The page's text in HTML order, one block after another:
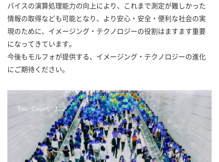
バイスの演算処理能力の向上により、これまで測定が難しかった
情報の取得なども可能となり、より安心・安全・便利な社会の実
現のために、イメージング・テクノロジーの役割はますます重要
になってきています。
今後もモルフォが提供する、イメージング・テクノロジーの進化
にご期待ください。